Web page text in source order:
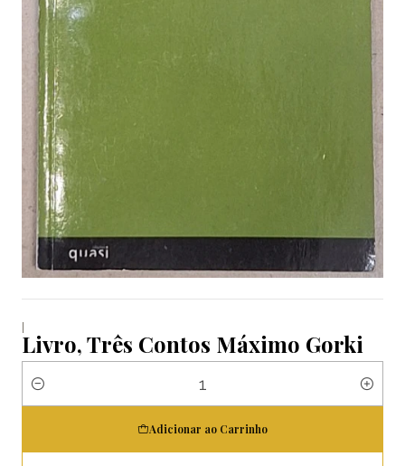
|
Livro, Três Contos Máximo Gorki
Quantidade
Adicionar ao Carrinho